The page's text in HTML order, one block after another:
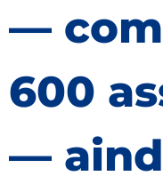
—
600
—